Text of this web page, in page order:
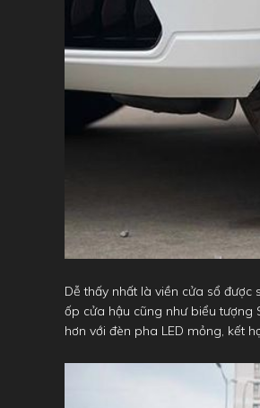
Dễ thấy nhất là viền cửa sổ
ốp cửa hậu cũng như biểu tượng
hơn với đèn pha LED mỏng, kết